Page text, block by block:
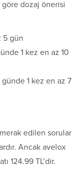
göre dozaj önerisi
5 gün
1 kez en az 10
1 kez en az 7
edilen sorular
Ancak avelox
124.99 TL’dir.